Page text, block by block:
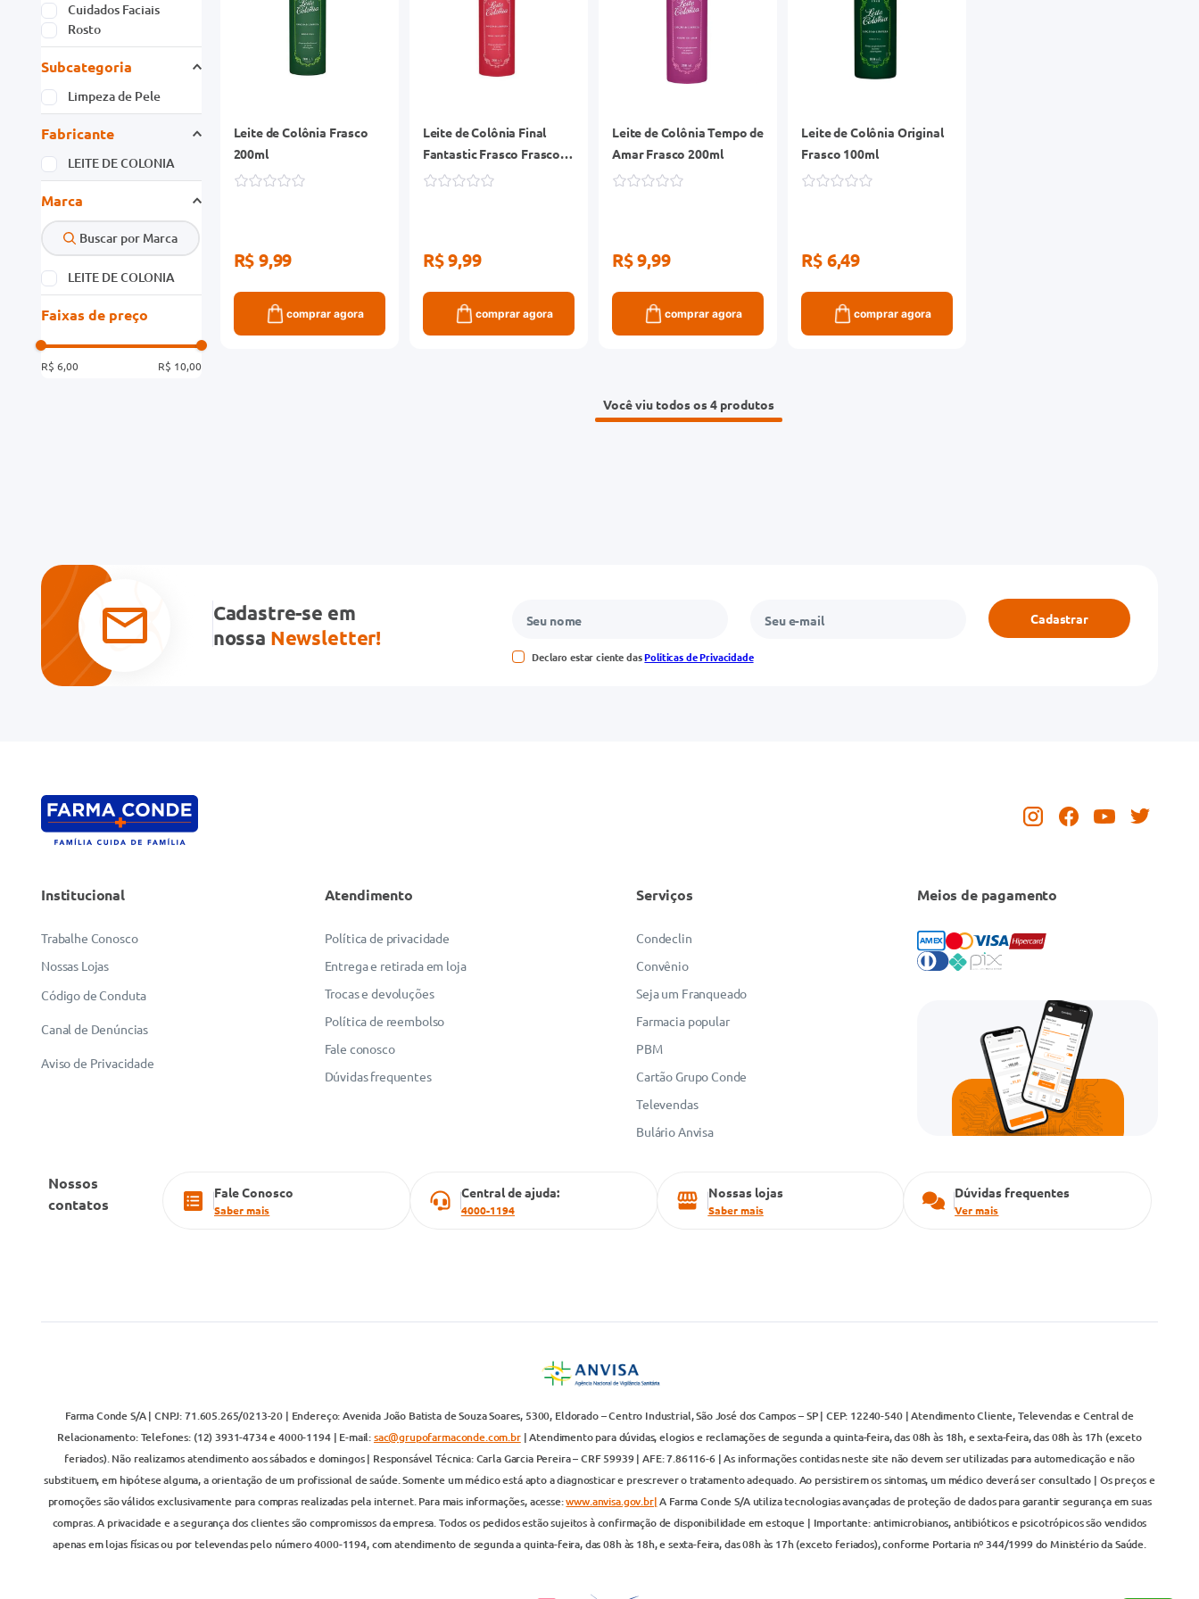
Cuidados Faciais
Rosto
Subcategoria
Limpeza de Pele
Fabricante
LEITE DE COLONIA
Marca
LEITE DE COLONIA
Faixas de preço
R$ 6,00 R$ 10,00
Leite de Colônia Frasco
200ml
R$ 9,99
comprar agora
Leite de Colônia Final
Fantastic Frasco Frasco
200ml
R$ 9,99
comprar agora
Leite de Colônia Tempo de
Amar Frasco 200ml
R$ 9,99
comprar agora
Leite de Colônia Original
Frasco 100ml
R$ 6,49
comprar agora
Você viu todos os 4
Cadastre-se em
nossa Newsletter!
Declaro estar ciente dasPolíticas de Privacidade
Cadastrar
Institucional
Trabalhe Conosco
Nossas Lojas
Código de Conduta
Canal de Denúncias
Aviso de Privacidade
Atendimento
Política de privacidade
Entrega e retirada em loja
Trocas e devoluções
Política de reembolso
Fale conosco
Dúvidas frequentes
Serviços
Condeclin
Convênio
Seja um Franqueado
Farmacia popular
PBM
Cartão Grupo Conde
Televendas
Bulário Anvisa
Meios de pagamento
Nossos
contatos
Fale Conosco
Saber mais
Central de ajuda:
4000-1194
Nossas lojas
Saber mais
Dúvidas frequentes
Ver mais
Farma Conde S/A | CNPJ: 71.605.265/0213-20 | Endereço: Avenida João Batista de Souza Soares, 5300, Eldorado – Centro Industrial, São José dos Campos – SP | CEP: 12240-540 | Atendimento Cliente, Televendas e Central de
Relacionamento: Telefones: (12) 3931-4734 e 4000-1194 | E-mail:sac@grupofarmaconde.com.br| Atendimento para dúvidas, elogios e reclamações de segunda a quinta-feira, das 08h às 18h, e sexta-feira, das 08h às 17h (exceto
feriados). Não realizamos atendimento aos sábados e domingos | Responsável Técnica: Carla Garcia Pereira – CRF 59939 | AFE: 7.86116-6 | As informações contidas neste site não devem ser utilizadas para automedicação e não
substituem, em hipótese alguma, a orientação de um profissional de saúde. Somente um médico está apto a diagnosticar e prescrever o tratamento adequado. Ao persistirem os sintomas, um médico deverá ser consultado | Os preços e
promoções são válidos exclusivamente para compras realizadas pela internet. Para mais informações, acesse:www.anvisa.gov.br|A Farma Conde S/A utiliza tecnologias avançadas de proteção de dados para garantir segurança em suas
compras. A privacidade e a segurança dos clientes são compromissos da empresa. Todos os pedidos estão sujeitos à confirmação de disponibilidade em estoque | Importante: antimicrobianos, antibióticos e psicotrópicos são vendidos
apenas em lojas físicas ou por televendas pelo número 4000-1194, com atendimento de segunda a quinta-feira, das 08h às 18h, e sexta-feira, das 08h às 17h (exceto feriados), conforme Portaria nº 344/1999 do Ministério da Saúde.